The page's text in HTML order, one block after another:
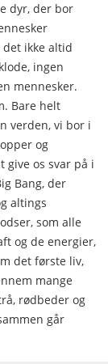
dyr, der bor
ikke altid
ingen
mennesker.
Bare helt
verden, vi bor i
og
give os svar på i
Bang, der
altings
som alle
og de energier,
det første liv,
mange
rødbeder og
går